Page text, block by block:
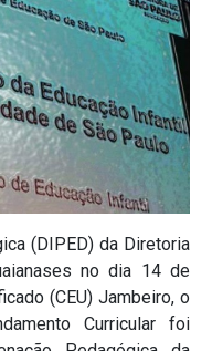
(DIPED) da Diretoria
no dia 14 de
(CEU) Jambeiro, o
Curricular foi